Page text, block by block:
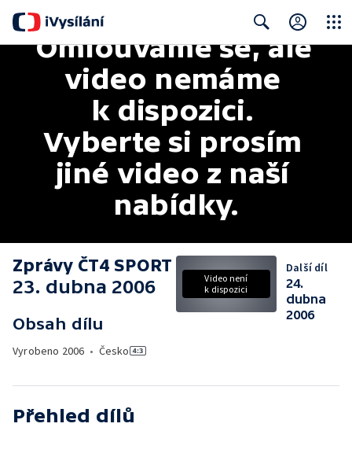
Search
Omlouváme se, ale
video nemáme
k dispozici.
Vyberte si prosím
jiné video z naší
nabídky.
Zprávy ČT4 SPORT
23. dubna 2006
Obsah dílu
Vyrobeno 2006 • Česko
Video není
k dispozici
Další díl
24.
dubna
2006
Přehled dílů